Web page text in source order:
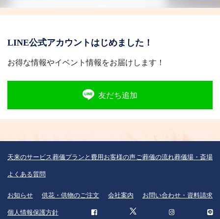
LINE公式アカウントはじめました！
お得な情報やイベント情報をお届けします！
友だち追加
天来のサービス葬儀プランと費用お客様の声 ご葬儀の流れ葬儀場・斎場
よくある質問
お知らせ 供花・供物のご注文 会社案内 お問い合わせ・資料請求
個人情報保護方針